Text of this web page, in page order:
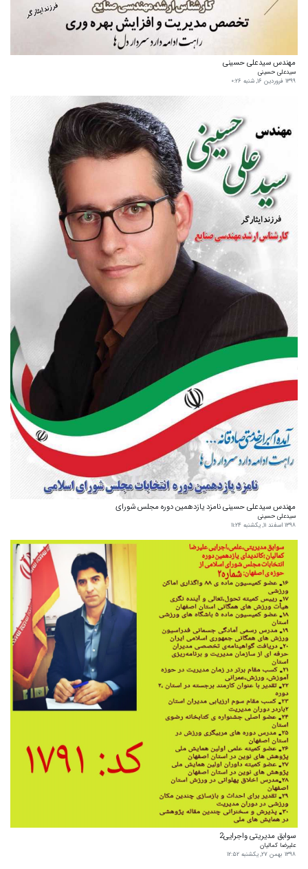
مهندس سیدعلی حسینی
سیدعلی حسینی
۱۳۹۹ فروردین ۱۶, شنبه ۰:۲۶
مهندس سیدعلی حسینی نامزد یازدهمین دوره مجلس شورای
سیدعلی حسینی
۱۳۹۸ اسفند ۱۱, یکشنبه ۱۱:۲۴
سوابق مدیریتی واجرایی2
علیرضا کمالیان
۱۳۹۸ بهمن ۲۷, یکشنبه ۱۲:۵۲